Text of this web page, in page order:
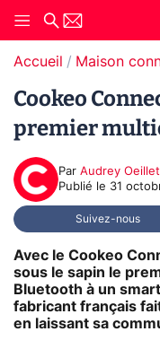
Accueil Maison
Cookeo
premier
Par Audrey Oeillet
Publié le 31
Suivez-nous
Avec le Cookeo
sous le sapin le
Bluetooth à un
fabricant français
en laissant sa